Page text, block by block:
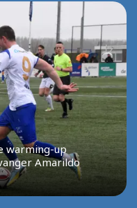
warming-up
Amarildo